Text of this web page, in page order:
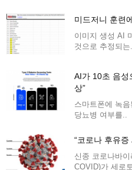
미드저니 훈련
이미지 생성 AI
것으로 추정되는
AI가 10초 음성
상”
스마트폰에 녹
당뇨병 여부를..
“코로나 후유
신종 코로나바
COVID)가 세로